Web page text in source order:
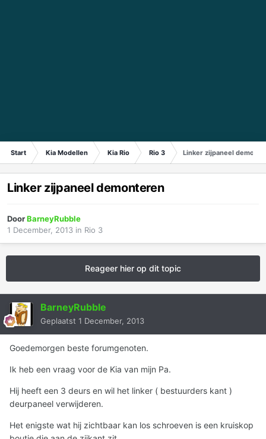
Start Kia Modellen Kia Rio Rio 3 Linker zijpaneel
Linker zijpaneel demonteren
DoorBarneyRubble
1 December, 2013 in Rio 3
Reageer hier op dit topic
BarneyRubble
Geplaatst 1 December, 2013
Goedemorgen beste forumgenoten.
Ik heb een vraag voor de Kia van mijn Pa.
Hij heeft een 3 deurs en wil het linker ( bestuurders kant )
deurpaneel verwijderen.
Het enigste wat hij zichtbaar kan los schroeven is een kruiskop